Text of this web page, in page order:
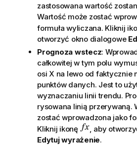
zastosowana wartość
Wartość może zostać
formuła wyliczana. Kliknij
otworzyć okno dialogowe
Prognoza wstecz:
całkowitej w tym polu
osi X na lewo od faktycznie
punktów danych. Jest to
wyznaczaniu linii trendu.
rysowana linią przerywaną.
zostać wprowadzona jako
Kliknij ikonę
, aby
Edytuj wyrażenie.